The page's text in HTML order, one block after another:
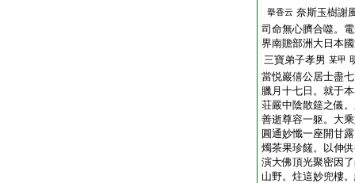
擧香云 奈斯玉樹謝
司命無心臍合噬。
界南贍部洲大日本
三寶弟子孝男 某甲
當悦巖僖公居士盡
臘月十七日。就于
荘嚴中陰散筵之儀
善逝尊容一躯。大
圓通妙懺一座開甘
燭茶果珍饈。以伸
演大佛頂光聚密因
山野。炷這妙兜樓